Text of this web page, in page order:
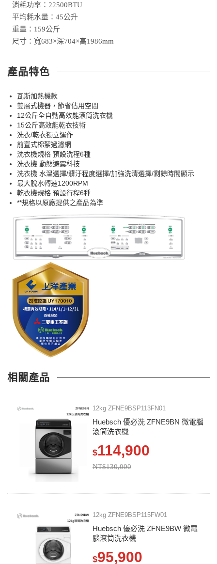
消耗功率：22500BTU
平均耗水量：45公升
重量：159公斤
尺寸：寬683×深704×高1986mm
產品特色
瓦斯加熱機款
雙層式機器，節省佔用空間
12公斤全自動高效能滾筒洗衣機
15公斤高效能乾衣技術
洗衣/乾衣獨立運作
前置式棉絮過濾網
洗衣機規格 預設洗程6種
洗衣機 動態避震科技
洗衣機 水溫選擇/髒汙程度選擇/加強洗清選擇/剩餘時間顯示
最大脫水轉速1200RPM
乾衣機規格 預設行程6種
**規格以原廠提供之產品為準
相關產品
12kg ZFNE9BSP113FN01
Huebsch 優必洗 ZFNE9BN 微電腦
滾筒洗衣機
$114,900
NT$130,000
12kg ZFNE9BSP115FW01
Huebsch 優必洗 ZFNE9BW 微電
腦滾筒洗衣機
$95,900